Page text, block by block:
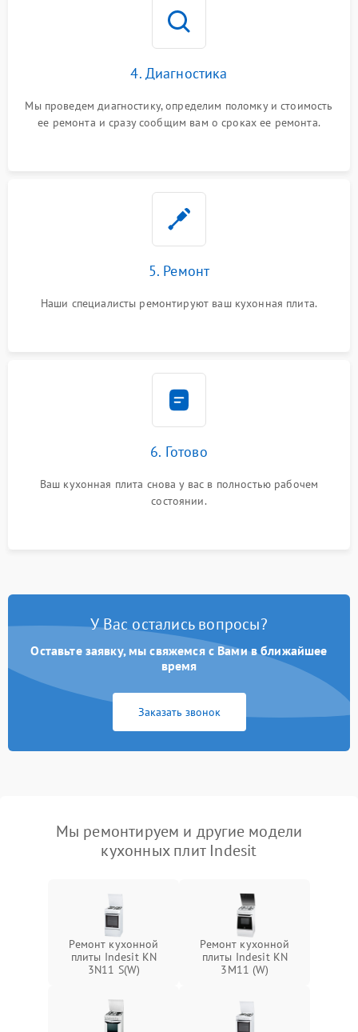
4. Диагностика
Мы проведем диагностику, определим поломку и стоимость
ее ремонта и сразу сообщим вам о сроках ее ремонта.
5. Ремонт
Наши специалисты ремонтируют ваш кухонная плита.
6. Готово
Ваш кухонная плита снова у вас в полностью рабочем
состоянии.
У Вас остались вопросы?
Оставьте заявку, мы свяжемся с Вами в ближайшее
время
Заказать звонок
Мы ремонтируем и другие модели
кухонных плит Indesit
Ремонт кухонной
плиты Indesit KN
3N11 S(W)
Ремонт кухонной
плиты Indesit KN
3M11 (W)